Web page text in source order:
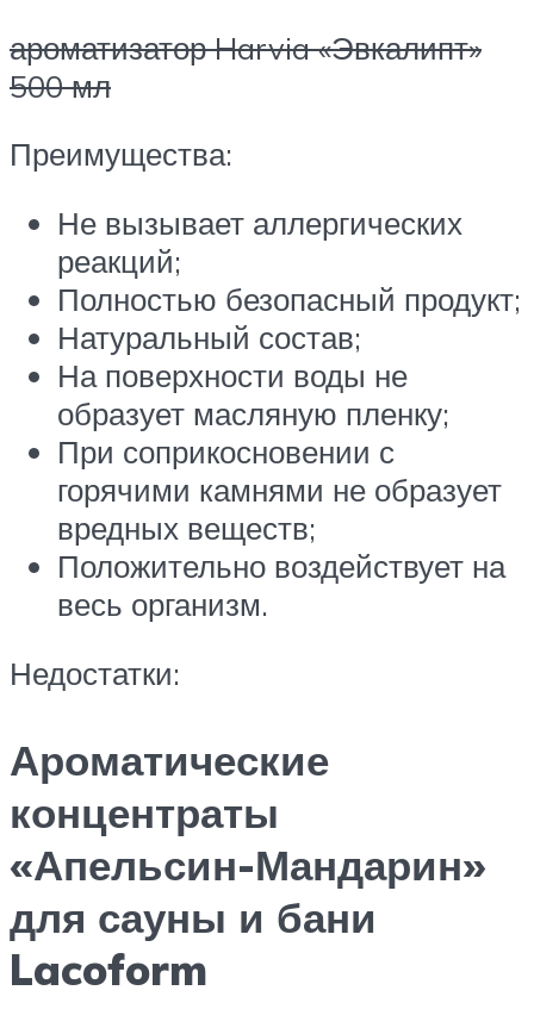
ароматизатор Harvia «Эвкалипт»
500 мл
Преимущества:
Не вызывает аллергических
реакций;
Полностью безопасный продукт;
Натуральный состав;
На поверхности воды не
образует масляную пленку;
При соприкосновении с
горячими камнями не образует
вредных веществ;
Положительно воздействует на
весь организм.
Недостатки:
Ароматические
концентраты
«Апельсин-Мандарин»
для сауны и бани
Lacoform